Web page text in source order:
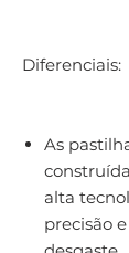
Diferenciais:
As
alta
precisão